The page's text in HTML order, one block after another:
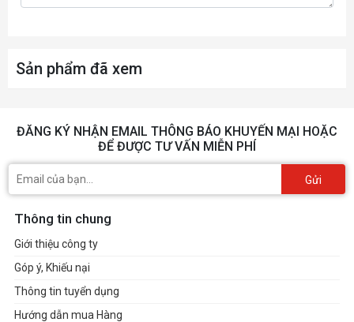
Sản phẩm đã xem
ĐĂNG KÝ NHẬN EMAIL THÔNG BÁO KHUYẾN MẠI HOẶC
ĐỂ ĐƯỢC TƯ VẤN MIỄN PHÍ
Gửi
Thông tin chung
Giới thiệu công ty
Góp ý, Khiếu nại
Thông tin tuyển dụng
Hướng dẫn mua Hàng